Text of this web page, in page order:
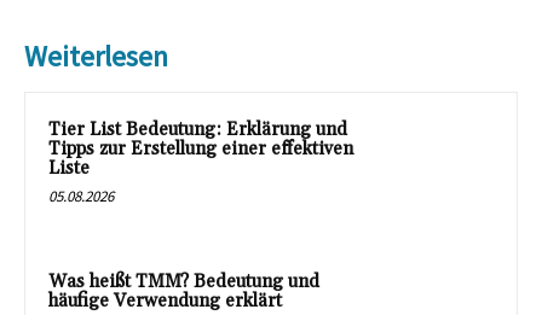
Weiterlesen
Tier List Bedeutung: Erklärung und
Tipps zur Erstellung einer effektiven
Liste
05.08.2026
Was heißt TMM? Bedeutung und
häufige Verwendung erklärt